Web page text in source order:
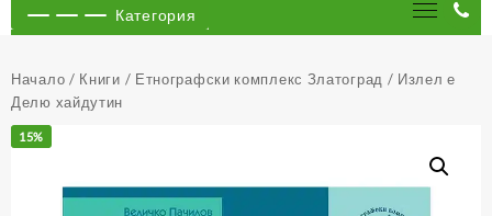
Категория
Начало / Книги / Етнографски комплекс Златоград / Излел е
Делю хайдутин
15%